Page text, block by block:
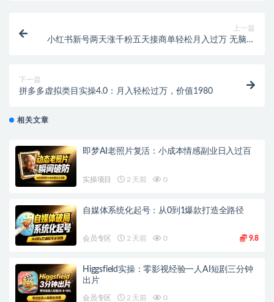
上一篇
小红书新号两天涨千粉五天接商单轻松月入过万 无脑搬
下一篇
拼多多虚拟类目实操4.0：月入轻松过万，价值1980
相关文章
即梦AI老照片复活：小成本情感副业日入过百
实操项目 2 天前 0
自媒体系统化起号：从0到1爆款打造全路径
会员专区 2 天前 0 9.8
Higgsfield实操：零影视经验一人AI短剧三分钟
出片
会员专区 2 天前 0